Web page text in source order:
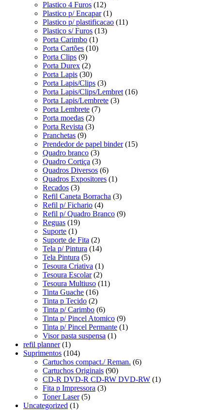
Plastico 4 Furos (12)
Plastico p/ Encapar (1)
Plastico p/ plastificacao (11)
Plastico s/ Furos (13)
Porta Carimbo (1)
Porta Cartões (10)
Porta Clips (9)
Porta Durex (2)
Porta Lapis (30)
Porta Lapis/Clips (3)
Porta Lapis/Clips/Lembret (16)
Porta Lapis/Lembrete (3)
Porta Lembrete (7)
Porta moedas (2)
Porta Revista (3)
Pranchetas (9)
Prendedor de papel binder (15)
Quadro branco (3)
Quadro Cortiça (3)
Quadros Diversos (6)
Quadros Expositores (1)
Recados (3)
Refil Caneta Borracha (3)
Refil p/ Fichario (4)
Refil p/ Quadro Branco (9)
Reguas (19)
Suporte (1)
Suporte de Fita (2)
Tela p/ Pintura (14)
Tela Pintura (5)
Tesoura Criativa (1)
Tesoura Escolar (2)
Tesoura Multiuso (11)
Tinta Guache (16)
Tinta p Tecido (2)
Tinta p/ Carimbo (6)
Tinta p/ Pincel Atomico (9)
Tinta p/ Pincel Permante (1)
Visor pasta suspensa (1)
refil planner (1)
Suprimentos (104)
Cartuchos compact./ Reman. (6)
Cartuchos Originais (90)
CD-R DVD-R CD-RW DVD-RW (1)
Fita p Impressora (3)
Toner Laser (5)
Uncategorized (1)